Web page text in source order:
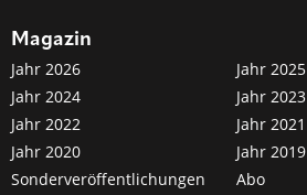
Magazin
Jahr 2026
Jahr 2025
Jahr 2024
Jahr 2023
Jahr 2022
Jahr 2021
Jahr 2020
Jahr 2019
Sonderveröffentlichungen
Abo